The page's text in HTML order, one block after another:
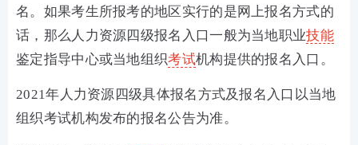
名。如果考生所报考的地区实行的是网上报名方式的
话，那么人力资源四级报名入口一般为当地职业技能
鉴定指导中心或当地组织考试机构提供的报名入口。
2021年人力资源四级具体报名方式及报名入口以当地
组织考试机构发布的报名公告为准。